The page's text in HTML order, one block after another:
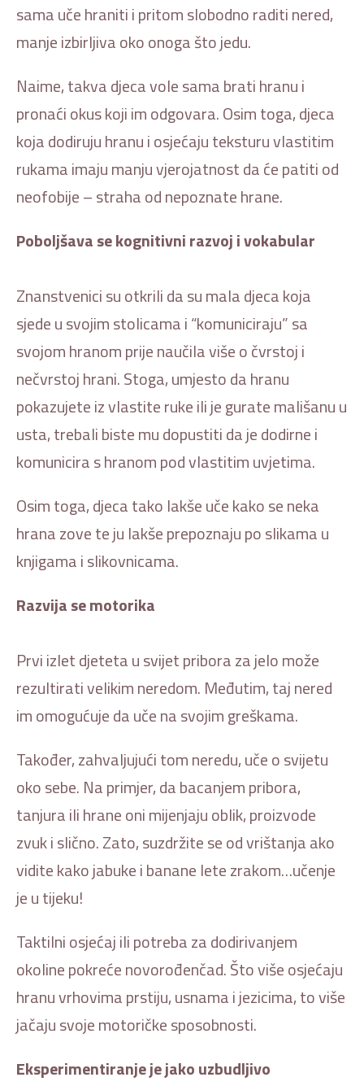
sama uče hraniti i pritom slobodno raditi nered,
manje izbirljiva oko onoga što jedu.
Naime, takva djeca vole sama brati hranu i
pronaći okus koji im odgovara. Osim toga, djeca
koja dodiruju hranu i osjećaju teksturu vlastitim
rukama imaju manju vjerojatnost da će patiti od
neofobije – straha od nepoznate hrane.
Poboljšava se kognitivni razvoj i vokabular
Znanstvenici su otkrili da su mala djeca koja
sjede u svojim stolicama i “komuniciraju” sa
svojom hranom prije naučila više o čvrstoj i
nečvrstoj hrani. Stoga, umjesto da hranu
pokazujete iz vlastite ruke ili je gurate mališanu u
usta, trebali biste mu dopustiti da je dodirne i
komunicira s hranom pod vlastitim uvjetima.
Osim toga, djeca tako lakše uče kako se neka
hrana zove te ju lakše prepoznaju po slikama u
knjigama i slikovnicama.
Razvija se motorika
Prvi izlet djeteta u svijet pribora za jelo može
rezultirati velikim neredom. Međutim, taj nered
im omogućuje da uče na svojim greškama.
Također, zahvaljujući tom neredu, uče o svijetu
oko sebe. Na primjer, da bacanjem pribora,
tanjura ili hrane oni mijenjaju oblik, proizvode
zvuk i slično. Zato, suzdržite se od vrištanja ako
vidite kako jabuke i banane lete zrakom…učenje
je u tijeku!
Taktilni osjećaj ili potreba za dodirivanjem
okoline pokreće novorođenčad. Što više osjećaju
hranu vrhovima prstiju, usnama i jezicima, to više
jačaju svoje motoričke sposobnosti.
Eksperimentiranje je jako uzbudljivo